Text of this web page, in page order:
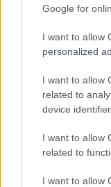
Google for
I want to allow
personalized
I want to allow
related to
device
I want to allow
related to
I want to allow
Intervención